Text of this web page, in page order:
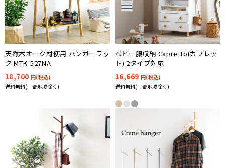
天然木オーク材使用 ハンガーラッ
ク MTK-527NA
18,700 円(税込)
送料無料(一部地域除く)
ベビー服収納 Capretto(カプレッ
ト) 2タイプ対応
16,669 円(税込)
送料無料(一部地域除く)